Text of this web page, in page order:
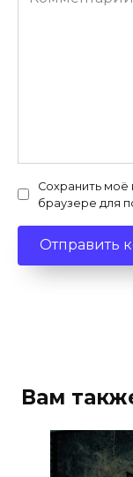
Сохранить моё
браузере для
Вам